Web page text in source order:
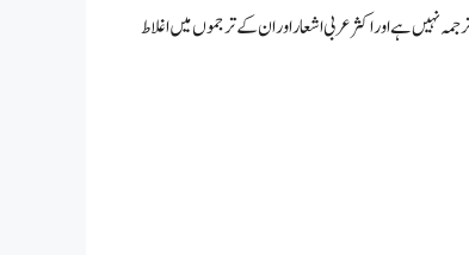
نہیں ہے اور اکثر عربی اشعار اور ان کے ترجموں میں اغلاط